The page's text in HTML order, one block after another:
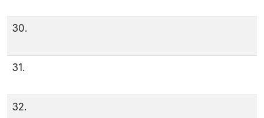
30.
31.
32.